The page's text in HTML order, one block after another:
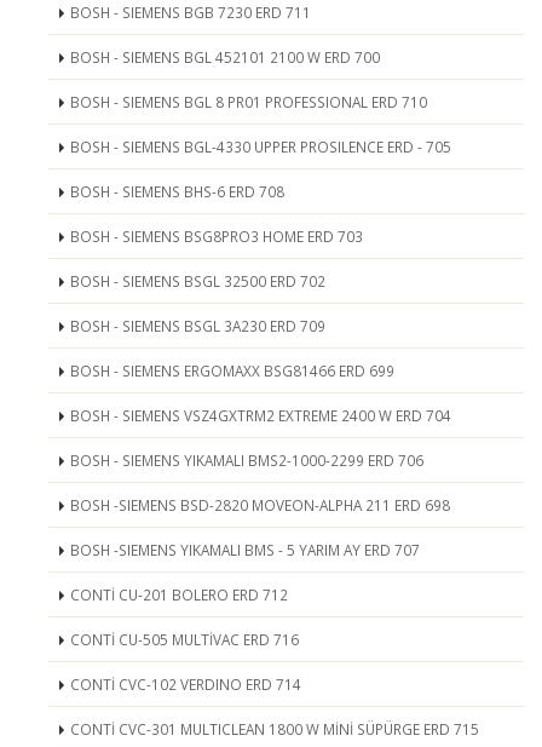
BOSH - SIEMENS BGB 7230 ERD 711
BOSH - SIEMENS BGL 452101 2100 W ERD 700
BOSH - SIEMENS BGL 8 PR01 PROFESSIONAL ERD 710
BOSH - SIEMENS BGL-4330 UPPER PROSILENCE ERD - 705
BOSH - SIEMENS BHS-6 ERD 708
BOSH - SIEMENS BSG8PRO3 HOME ERD 703
BOSH - SIEMENS BSGL 32500 ERD 702
BOSH - SIEMENS BSGL 3A230 ERD 709
BOSH - SIEMENS ERGOMAXX BSG81466 ERD 699
BOSH - SIEMENS VSZ4GXTRM2 EXTREME 2400 W ERD 704
BOSH - SIEMENS YIKAMALI BMS2-1000-2299 ERD 706
BOSH -SIEMENS BSD-2820 MOVEON-ALPHA 211 ERD 698
BOSH -SIEMENS YIKAMALI BMS - 5 YARIM AY ERD 707
CONTİ CU-201 BOLERO ERD 712
CONTİ CU-505 MULTİVAC ERD 716
CONTİ CVC-102 VERDINO ERD 714
CONTİ CVC-301 MULTICLEAN 1800 W MİNİ SÜPÜRGE ERD 715